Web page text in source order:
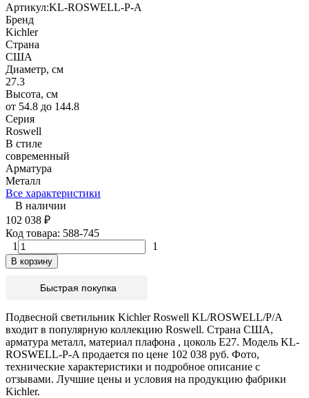
Артикул:KL-ROSWELL-P-A
Бренд
Kichler
Страна
США
Диаметр, см
27.3
Высота, см
от 54.8 до 144.8
Серия
Roswell
В стиле
современный
Арматура
Металл
Все характеристики
В наличии
102 038 ₽
Код товара: 588-745
1
1
В корзину
Быстрая покупка
Подвесной светильник Kichler Roswell KL/ROSWELL/P/A
входит в популярную коллекцию Roswell. Страна США,
арматура металл, материал плафона , цоколь E27. Модель KL-
ROSWELL-P-A продается по цене 102 038 руб. Фото,
технические характеристики и подробное описание с
отзывами. Лучшие цены и условия на продукцию фабрики
Kichler.